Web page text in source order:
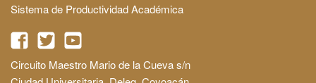
Sistema de Productividad Académica
Circuito Maestro Mario de la Cueva s/n